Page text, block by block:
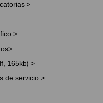
>
>
165kb) >
de servicio >